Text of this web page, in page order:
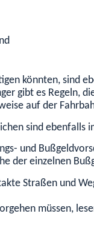
könnten, sind
gibt es Regeln,
auf der
sind ebenfalls
und
der einzelnen
Straßen und
müssen,